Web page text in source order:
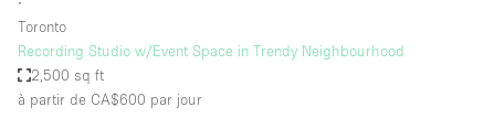
Toronto
Recording Studio w/Event Space in Trendy Neighbourhood
2,500 sq ft
à partir de CA$600 par jour